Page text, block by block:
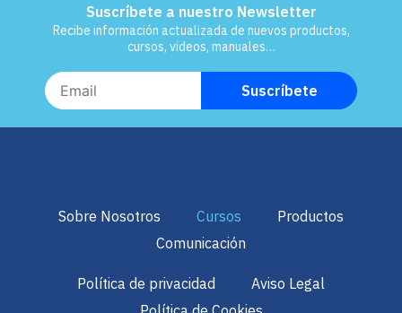
Suscríbete a nuestro Newsletter
Recibe información actualizada de nuevos productos,
cursos, videos, manuales…
Sobre Nosotros Cursos
Productos
Comunicación
Política de privacidad
Aviso Legal